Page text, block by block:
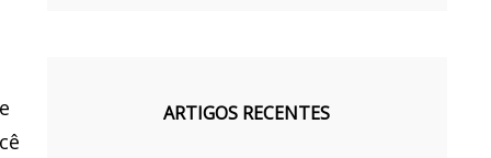
ARTIGOS RECENTES